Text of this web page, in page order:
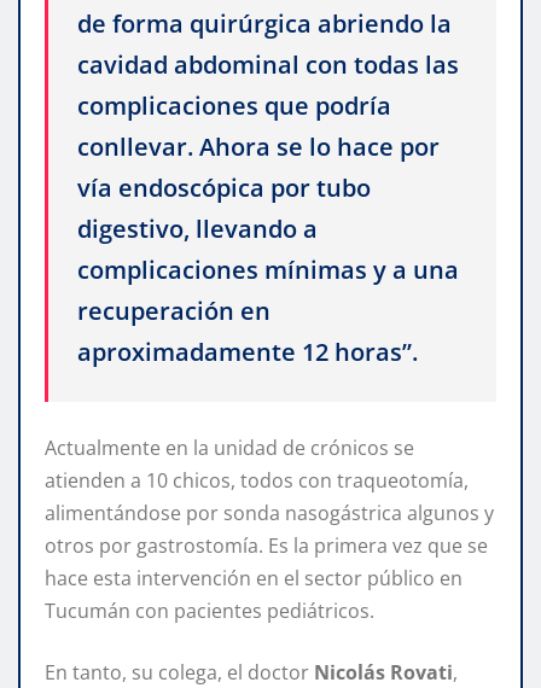
de forma quirúrgica abriendo la
cavidad abdominal con todas las
complicaciones que podría
conllevar. Ahora se lo hace por
vía endoscópica por tubo
digestivo, llevando a
complicaciones mínimas y a una
recuperación en
aproximadamente 12 horas”.
Actualmente en la unidad de crónicos se
atienden a 10 chicos, todos con traqueotomía,
alimentándose por sonda nasogástrica algunos y
otros por gastrostomía. Es la primera vez que se
hace esta intervención en el sector público en
Tucumán con pacientes pediátricos.
En tanto, su colega, el doctor Nicolás Rovati,